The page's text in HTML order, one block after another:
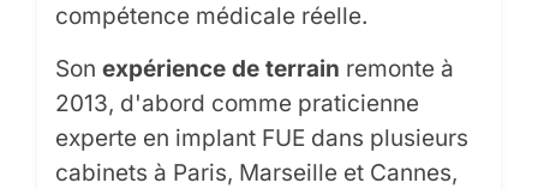
compétence médicale réelle.
Son expérience de terrain remonte à
2013, d'abord comme praticienne
experte en implant FUE dans plusieurs
cabinets à Paris, Marseille et Cannes,